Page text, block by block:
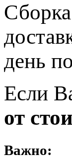
день
Если
от
Важно: